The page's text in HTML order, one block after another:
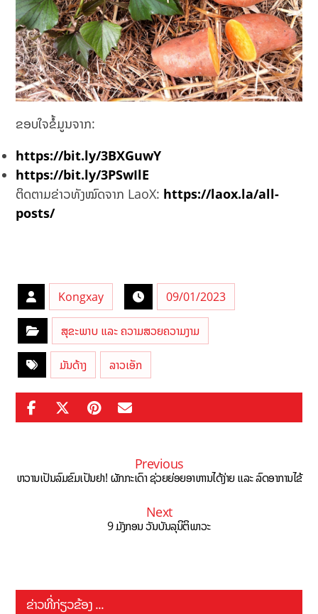
ຂອບໃຈຂໍ້ມູນຈາກ:
https://bit.ly/3BXGuwY
https://bit.ly/3PSwIlE
ຕິດຕາມຂ່າວທັງໝົດຈາກ LaoX: https://laox.la/all-
posts/
Kongxay 09/01/2023
ສຸຂະພາບ ແລະ ຄວາມສວຍຄວາມງາມ
ມັນດ້າງ ລາວເອັກ
Previous
ຫວານເປັນລົມຂົມເປັນຢາ! ຜັກກະເດົາ ຊ່ວຍຍ່ອຍອາຫານໄດ້ງ່າຍ ແລະ ລົດອາການໄຂ້
Next
9 ມັງກອນ ວັນບັນລຸນິຕິພາວະ
ຂ່າວທີ່ກ່ຽວຂ້ອງ ...